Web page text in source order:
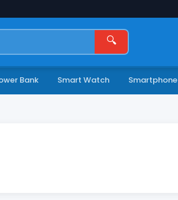
🔍
Bank Smart Watch Smartphone